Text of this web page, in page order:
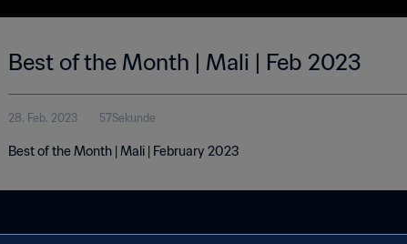
Best of the Month | Mali | Feb 2023
28. Feb. 2023 57Sekunde
Best of the Month | Mali | February 2023